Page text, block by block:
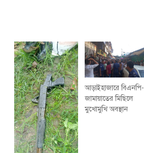
আড়াইহাজারে বিএনপি-
জামায়াতের মিছিলে
মুখোমুখি অবস্থান